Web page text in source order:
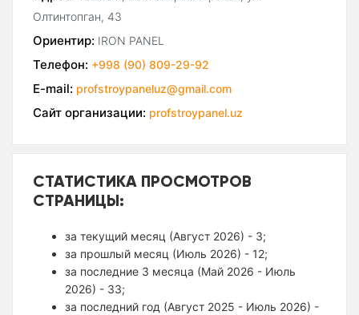
Олтинтопган, 43
Ориентир: IRON PANEL
Телефон: +998 (90) 809-29-92
E-mail: profstroypaneluz@gmail.com
Сайт организации: profstroypanel.uz
СТАТИСТИКА ПРОСМОТРОВ
СТРАНИЦЫ:
за текущий месяц (Август 2026) - 3;
за прошлый месяц (Июль 2026) - 12;
за последние 3 месяца (Май 2026 - Июль
2026) - 33;
за последний год (Август 2025 - Июль 2026) -